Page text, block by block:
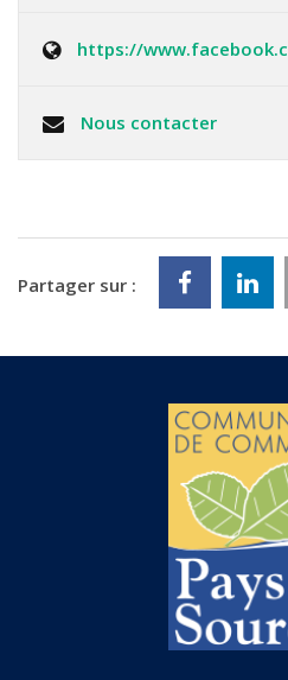
https://
Nous contacter
Partager sur :